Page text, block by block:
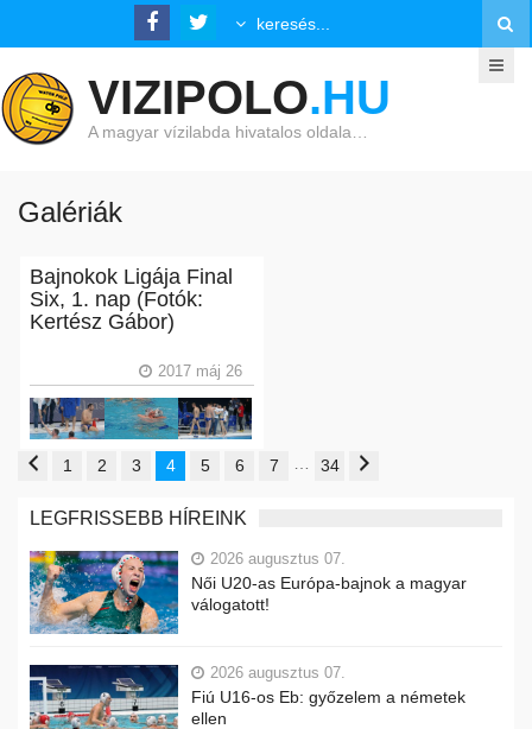
VIZIPOLO.HU
A magyar vízilabda hivatalos oldala…
Galériák
Bajnokok Ligája Final
Six, 1. nap (Fotók:
Kertész Gábor)
2017 máj 26
1 2 3 4 5 6 7 … 34
LEGFRISSEBB HÍREINK
2026 augusztus 07.
Női U20-as Európa-bajnok a magyar
válogatott!
2026 augusztus 07.
Fiú U16-os Eb: győzelem a németek
ellen